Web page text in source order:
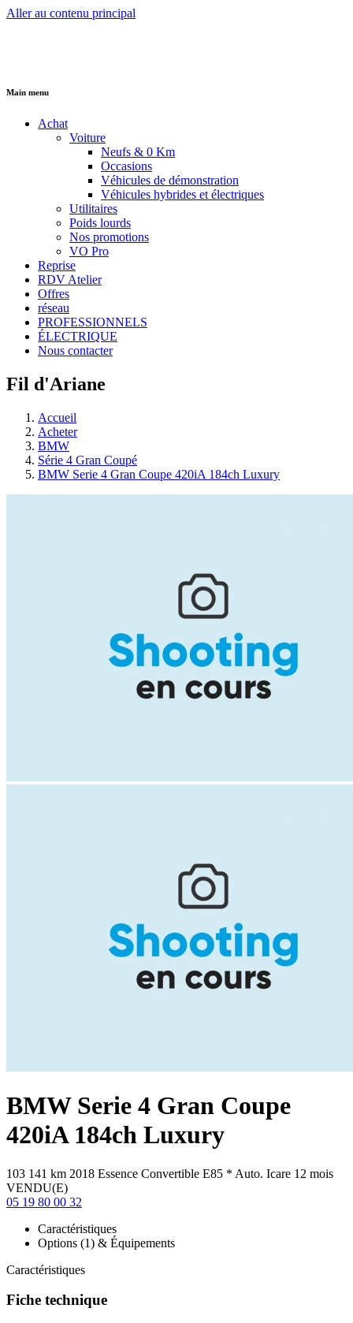
Aller au contenu principal
Main menu
Achat
Voiture
Neufs & 0 Km
Occasions
Véhicules de démonstration
Véhicules hybrides et électriques
Utilitaires
Poids lourds
Nos promotions
VO Pro
Reprise
RDV Atelier
Offres
réseau
PROFESSIONNELS
ÉLECTRIQUE
Nous contacter
Fil d'Ariane
Accueil
Acheter
BMW
Série 4 Gran Coupé
BMW Serie 4 Gran Coupe 420iA 184ch Luxury
BMW Serie 4 Gran Coupe
420iA 184ch Luxury
103 141 km 2018 Essence Convertible E85 * Auto. Icare 12 mois
VENDU(E)
05 19 80 00 32
Caractéristiques
Options (1) & Équipements
Caractéristiques
Fiche technique